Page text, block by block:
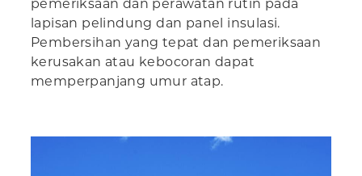
pemeriksaan dan perawatan rutin pada
lapisan pelindung dan panel insulasi.
Pembersihan yang tepat dan pemeriksaan
kerusakan atau kebocoran dapat
memperpanjang umur atap.